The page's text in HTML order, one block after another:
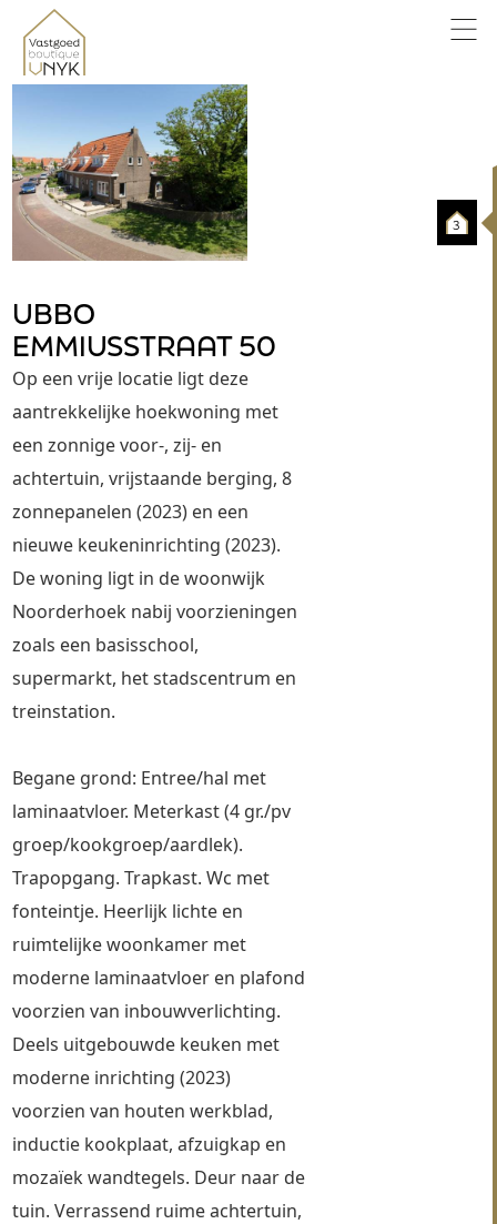
UBBO
EMMIUSSTRAAT 50
Op een vrije locatie ligt deze
aantrekkelijke hoekwoning met
een zonnige voor-, zij- en
achtertuin, vrijstaande berging, 8
zonnepanelen (2023) en een
nieuwe keukeninrichting (2023).
De woning ligt in de woonwijk
Noorderhoek nabij voorzieningen
zoals een basisschool,
supermarkt, het stadscentrum en
treinstation.
Begane grond: Entree/hal met
laminaatvloer. Meterkast (4 gr./pv
groep/kookgroep/aardlek).
Trapopgang. Trapkast. Wc met
fonteintje. Heerlijk lichte en
ruimtelijke woonkamer met
moderne laminaatvloer en plafond
voorzien van inbouwverlichting.
Deels uitgebouwde keuken met
moderne inrichting (2023)
voorzien van houten werkblad,
inductie kookplaat, afzuigkap en
mozaïek wandtegels. Deur naar de
tuin. Verrassend ruime achtertuin,
3